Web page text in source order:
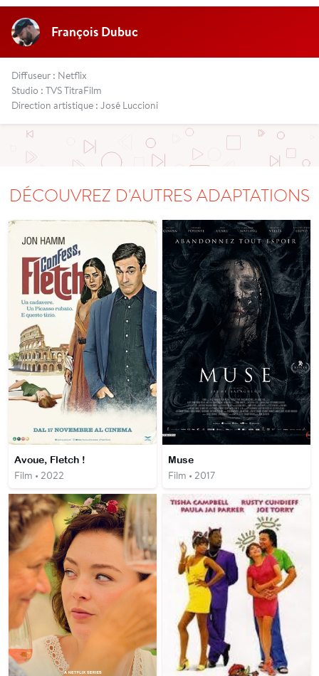
François Dubuc
Diffuseur : Netflix
Studio : TVS TitraFilm
Direction artistique : José Luccioni
DÉCOUVREZ D'AUTRES ADAPTATIONS
Avoue, Fletch !
Film • 2022
Muse
Film • 2017